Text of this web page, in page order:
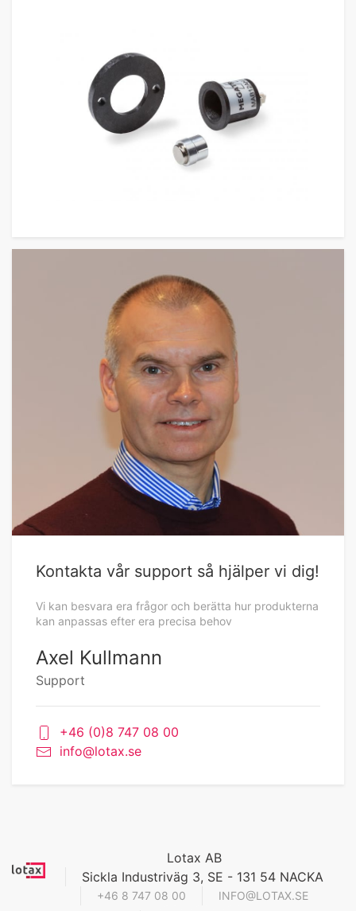
Kontakta vår support så hjälper vi dig!
Vi kan besvara era frågor och berätta hur produkterna
kan anpassas efter era precisa behov
Axel Kullmann
Support
+46 (0)8 747 08 00
info@lotax.se
Lotax AB
Sickla Industriväg 3, SE - 131 54 NACKA
+46 8 747 08 00 INFO@LOTAX.SE